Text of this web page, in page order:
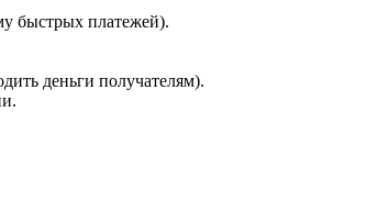
быстрых платежей).
деньги получателям).